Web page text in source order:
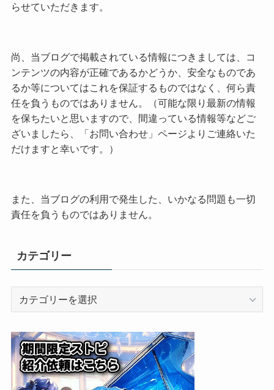
らせていただきます。
尚、当ブログで掲載されている情報につきましては、コ
ンテンツの内容が正確であるかどうか、安全なものであ
るか等についてはこれを保証するものではなく、何ら責
任を負うものではありません。（可能な限り最新の情報
を保ちたいと思いますので、間違っている情報等などご
ざいましたら、「お問い合わせ」ページよりご連絡いた
だけますと幸いです。）
また、当ブログの利用で発生した、いかなる問題も一切
責任を負うものではありません。
カテゴリー
リ
ー